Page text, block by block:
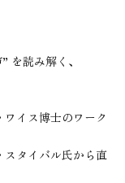
を読み解く、
イス博士のワーク
スタイバル氏から直